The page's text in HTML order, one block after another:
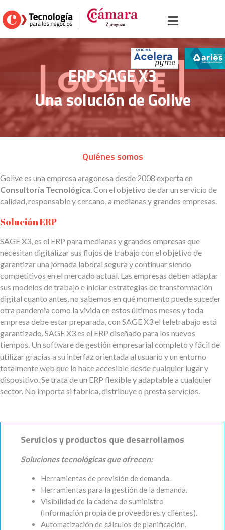
> Portal sector comercio Sectores
ERP SAGE X3
Una solución de Golive
Quiénes somos
Golive es una empresa aragonesa desde 2008 experta en
Consultoría Tecnológica. Con el objetivo de dar un servicio de
calidad, responsable y cercano, a medianas y grandes empresas.
Solución ERP
SAGE X3, es el ERP para medianas y grandes empresas que
necesitan digitalizar sus flujos de trabajo con el objetivo de
garantizar una jornada laboral segura y continuar siendo
competitivos en el mercado actual. Las empresas deben adaptar
sus modelos de trabajo e iniciar estrategias de transformación
digital cuanto antes, no sabemos en qué momento puede suceder
otra pandemia como la vivida en estos últimos meses y toda
empresa debe estar preparada, con SAGE X3 el teletrabajo está
garantizado. SAGE X3 es el ERP diseñado para los nuevos
tiempos. Un software de gestión empresarial completo y fácil de
utilizar gracias a su interfaz orientada al usuario y un entorno
totalmente web que lo hace accesible desde cualquier lugar y
dispositivo. Se trata de un ERP flexible y adaptable a cualquier
sector. No importa si fabrica, distribuye o presta servicios.
Servicios y productos que desarrollamos
Soluciones tecnológicas que ofrecen:
Herramientas de previsión de demanda.
Herramientas para la gestión de la demanda.
Visibilidad de la cadena de suministro
(Información propia de proveedores y clientes).
Automatización de cálculos de planificación.